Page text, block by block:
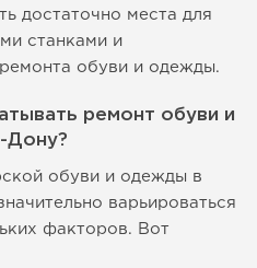
достаточно места для
станками и
обуви и одежды.
ремонт обуви и
Дону?
обуви и одежды в
варьироваться
факторов. Вот